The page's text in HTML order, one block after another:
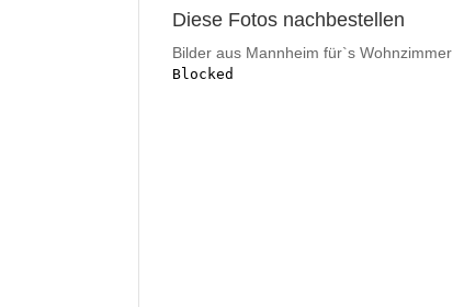
Diese Fotos nachbestellen
Bilder aus Mannheim für`s Wohnzimmer